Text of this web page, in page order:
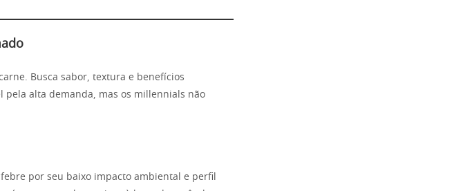
Busca sabor, textura e benefícios
pela alta demanda, mas os millennials não
por seu baixo impacto ambiental e perfil